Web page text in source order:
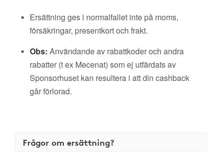
Ersättning ges i normalfallet inte på moms,
försäkringar, presentkort och frakt.
Obs: Användande av rabattkoder och andra
rabatter (t ex Mecenat) som ej utfärdats av
Sponsorhuset kan resultera i att din cashback
går förlorad.
Frågor om ersättning?